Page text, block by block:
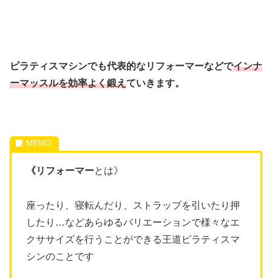
ピラティスマシンでも代表的なリフォーマーなどでインナ
ーマッスルを効率よく鍛えていきます。
《リフォーマーとは》
座ったり、寝転んだり、ストラップを引いたり押
したり…などあらゆるバリエーションで様々なエ
クササイズを行うことができる王道ピラティスマ
シンのことです